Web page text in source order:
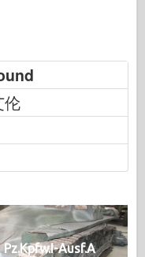
伦
Pz.Kpfw.I-Ausf.A